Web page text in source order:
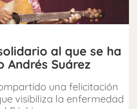
al que se ha
Andrés Suárez
una felicitación
visibiliza la enfermedad